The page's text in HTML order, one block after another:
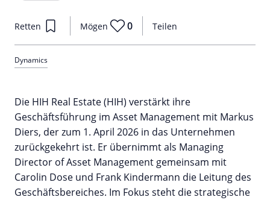
Teilen
Retten Mögen 0
Dynamics
Die HIH Real Estate (HIH) verstärkt ihre
Geschäftsführung im Asset Management mit Markus
Diers, der zum 1. April 2026 in das Unternehmen
zurückgekehrt ist. Er übernimmt als Managing
Director of Asset Management gemeinsam mit
Carolin Dose und Frank Kindermann die Leitung des
Geschäftsbereiches. Im Fokus steht die strategische